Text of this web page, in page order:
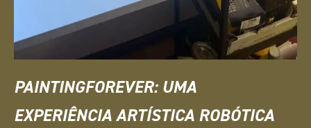
PAINTINGFOREVER: UMA
EXPERIÊNCIA ARTÍSTICA ROBÓTICA